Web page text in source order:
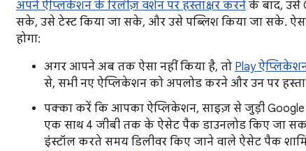
अपने ऐप्लिकेशन के रिलीज़ वर्शन पर हस्ताक्षर करने के बाद, उसे
सके, उसे टेस्ट किया जा सके, और उसे पब्लिश किया जा सके.
होगा:
अगर आपने अब तक ऐसा नहीं किया है, तो Play
से, सभी नए ऐप्लिकेशन को अपलोड करने और उन पर
पक्का करें कि आपका ऐप्लिकेशन, साइज़ से जुड़ी Google
एक साथ 4 जीबी तक के ऐसेट पैक डाउनलोड किए जा
इंस्टॉल करते समय डिलीवर किए जाने वाले ऐसेट पैक